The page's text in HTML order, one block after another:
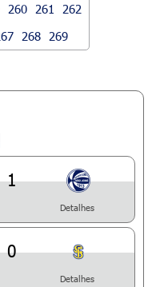
260 261
262
268 269
1
Detalhes
0
Detalhes